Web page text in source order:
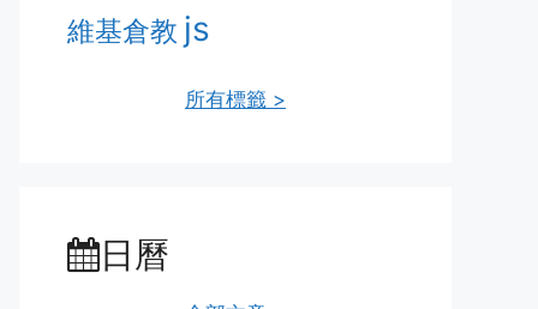
維基倉教 js
所有標籤 >
日曆